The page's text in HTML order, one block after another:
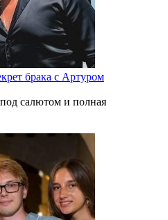
брака с Артуром
салютом и полная